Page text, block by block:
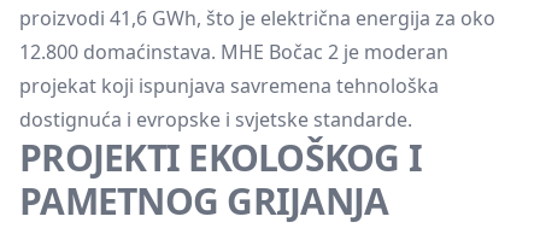
proizvodi 41,6 GWh, što je električna energija za oko
12.800 domaćinstava. MHE Bočac 2 je moderan
projekat koji ispunjava savremena tehnološka
dostignuća i evropske i svjetske standarde.
PROJEKTI EKOLOŠKOG I
PAMETNOG GRIJANJA